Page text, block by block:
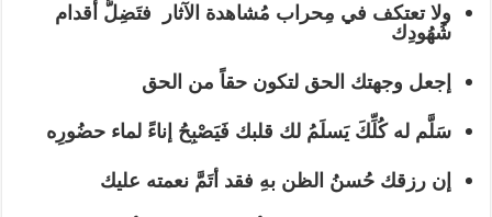
ولا تعتكف في مِحراب مُشاهدة الآثار فتَضِلُّ أقدام
شُهُودِك
إجعل وجهتك الحق لتكون حقاً من الحق
سَلَّم له كُلِّكَ يَسلَمُ لك قلبك فَيَصْبِحُ إناءً لماء حضُورِه
إن رزقك حُسنُ الظن بهِ فقد أتَمَّ نعمته عليك